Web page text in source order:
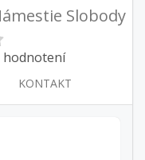
Slobody
hodnotení
KONTAKT